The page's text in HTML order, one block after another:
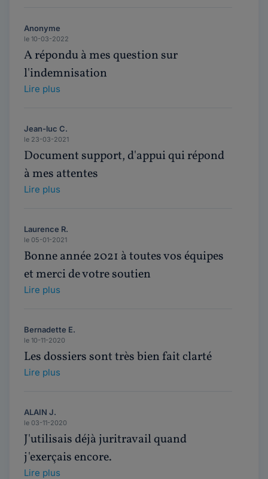
Anonyme
le 10-03-2022
A répondu à mes question sur
l'indemnisation
Lire plus
Jean-luc C.
le 23-03-2021
Document support, d'appui qui répond
à mes attentes
Lire plus
Laurence R.
le 05-01-2021
Bonne année 2021 à toutes vos équipes
et merci de votre soutien
Lire plus
Bernadette E.
le 10-11-2020
Les dossiers sont très bien fait clarté
Lire plus
ALAIN J.
le 03-11-2020
J'utilisais déjà juritravail quand
j'exerçais encore.
Lire plus